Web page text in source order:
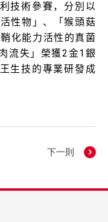
技術參賽，分別以
性物」、「猴頭菇
化能力活性的真菌
流失」榮獲2金1 銀
生技的專業研發成
下一則